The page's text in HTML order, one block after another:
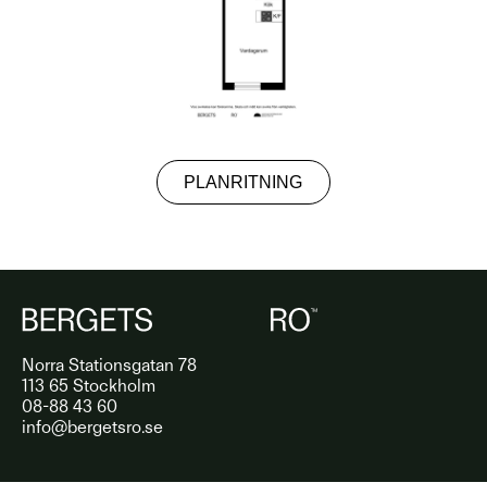
PLANRITNING
Norra Stationsgatan 78
113 65 Stockholm
08-88 43 60
info@bergetsro.se